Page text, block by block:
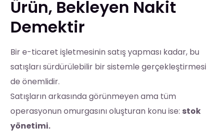
Ürün, Bekleyen Nakit
Demektir
Bir e-ticaret işletmesinin satış yapması kadar, bu
satışları sürdürülebilir bir sistemle gerçekleştirmesi
de önemlidir.
Satışların arkasında görünmeyen ama tüm
operasyonun omurgasını oluşturan konu ise: stok
yönetimi.